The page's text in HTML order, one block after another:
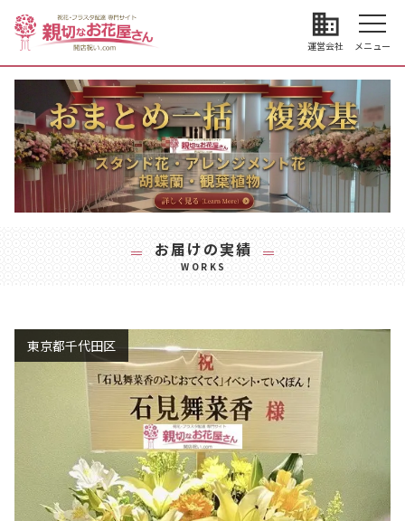
business
運営会社 メニュー
お届けの実績
WORKS
東京都千代田区